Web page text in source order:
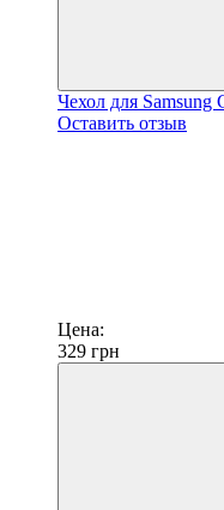
Чехол для Samsung
Оставить отзыв
Цена:
329 грн